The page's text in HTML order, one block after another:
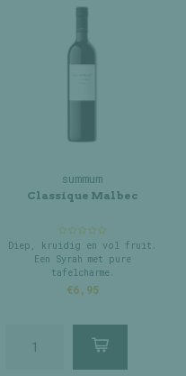
summum
Classique Malbec
Diep, kruidig en vol fruit.
Een Syrah met pure
tafelcharme.
€6,95